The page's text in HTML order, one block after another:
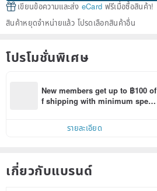
เขียนข้อความและส่ง eCard ฟรีเมื่อซื้อสินค้า!
สินค้าหยุดจำหน่ายแล้ว โปรดเลือกสินค้าอื่น
โปรโมชั่นพิเศษ
New members get up to ฿100 of
f shipping with minimum spen
within 7 days!
รายละเอียด
เกี่ยวกับแบรนด์